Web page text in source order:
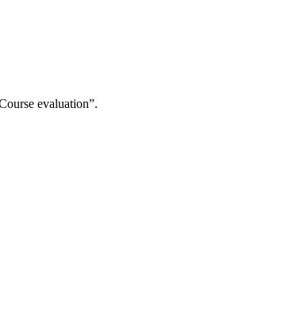
evaluation”.